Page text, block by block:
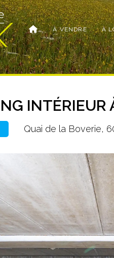
À VENDRE À
INTÉRIEUR
Quai de la Boverie,